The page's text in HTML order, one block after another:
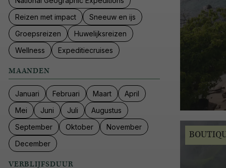
Reizen met impact
Sneeuw en ijs
Groepsreizen
Huwelijksreizen
Wellness
Expeditiecruises
MAANDEN
Januari Februari Maart
April
Mei
Juni Juli
Augustus
September
Oktober
November
December
VERBLIJFSDUUR